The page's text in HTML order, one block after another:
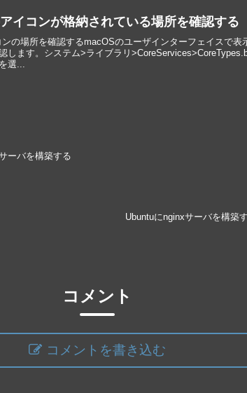
イコンが格納されている場所を確認する
の場所を確認するmacOSのユーザインターフェイスで表
します。システム>ライブラリ
選...
ーバを構築する
Ubuntuにnginxサーバを構築
コメント
コメントを書き込む